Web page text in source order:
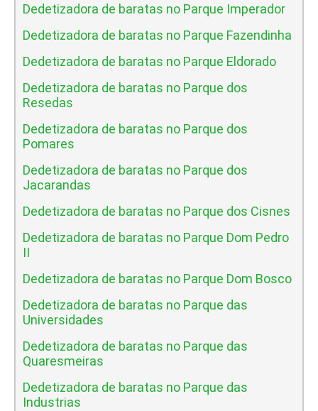
Dedetizadora de baratas no Parque Imperador
Dedetizadora de baratas no Parque Fazendinha
Dedetizadora de baratas no Parque Eldorado
Dedetizadora de baratas no Parque dos
Resedas
Dedetizadora de baratas no Parque dos
Pomares
Dedetizadora de baratas no Parque dos
Jacarandas
Dedetizadora de baratas no Parque dos Cisnes
Dedetizadora de baratas no Parque Dom Pedro
II
Dedetizadora de baratas no Parque Dom Bosco
Dedetizadora de baratas no Parque das
Universidades
Dedetizadora de baratas no Parque das
Quaresmeiras
Dedetizadora de baratas no Parque das
Industrias